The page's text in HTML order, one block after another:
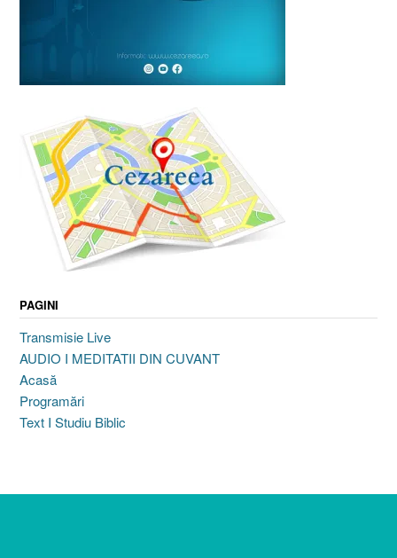
PAGINI
Transmisie Live
AUDIO I MEDITATII DIN CUVANT
Acasă
Programări
Text I Studiu Biblic